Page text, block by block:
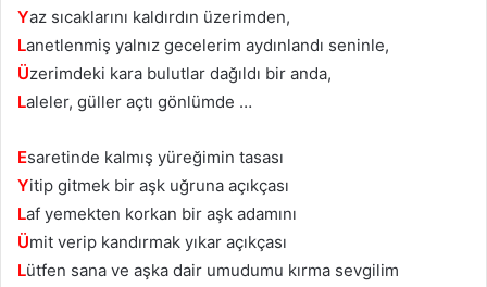
Yaz sıcaklarını kaldırdın üzerimden,
Lanetlenmiş yalnız gecelerim aydınlandı seninle,
Üzerimdeki kara bulutlar dağıldı bir anda,
Laleler, güller açtı gönlümde …
Esaretinde kalmış yüreğimin tasası
Yitip gitmek bir aşk uğruna açıkçası
Laf yemekten korkan bir aşk adamını
Ümit verip kandırmak yıkar açıkçası
Lütfen sana ve aşka dair umudumu kırma sevgilim